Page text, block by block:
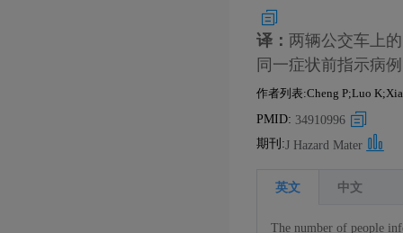
译： 两辆公交车上
同一症状前指示病例
作者列表:Cheng P;Luo
PMID: 34910996
期刊:J Hazard Mater
英文 中文
The number of people